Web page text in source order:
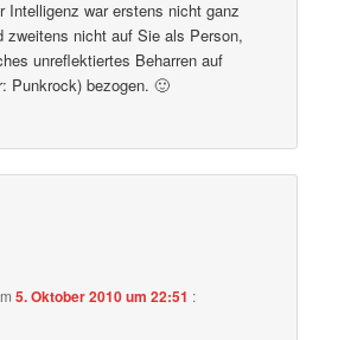
Intelligenz war erstens nicht ganz
zweitens nicht auf Sie als Person,
unreflektiertes Beharren auf
Punkrock) bezogen. 🙂
5. Oktober 2010 um 22:51 :